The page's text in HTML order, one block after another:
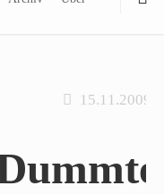
15.11.2009